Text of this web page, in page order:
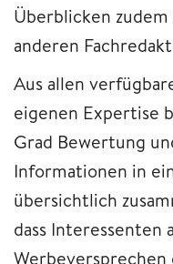
Überblicken zudem
anderen
Aus allen
eigenen Expertise
Grad Bewertung
Informationen in
übersichtlich
dass Interessenten